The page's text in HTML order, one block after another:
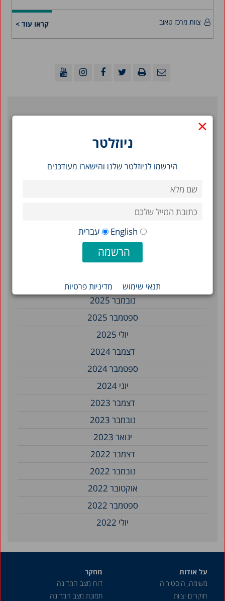
×
ניוזלטר
הירשמו לניוזלטר שלנו והישארו מעודכנים
English עברית
תנאי שימוש מדיניות פרטיות
קראו עוד > צוות מרכז טאוב
וכלכלה בישראל
הגיל רך בישראל בצל המלחמה: ממצאים מסקר אורך,
סינון לפי תאריך
מאי 2026
נובמבר 2025
ספטמבר 2025
יולי 2025
דצמבר 2024
ספטמבר 2024
יוני 2024
דצמבר 2023
נובמבר 2023
ינואר 2023
דצמבר 2022
נובמבר 2022
אוקטובר 2022
ספטמבר 2022
יולי 2022
על אודות
משימה, היסטוריה
חוקרים וצוות
מחקר
דוח מצב המדינה
תמונת מצב המדינה